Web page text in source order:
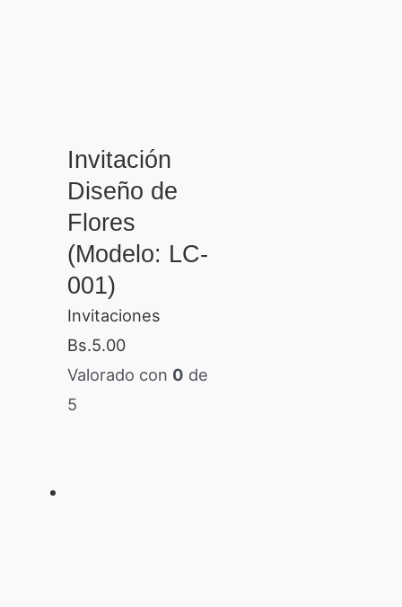
Invitación
Diseño de
Flores
(Modelo: LC-
001)
Invitaciones
Bs.5.00
Valorado con 0 de
5